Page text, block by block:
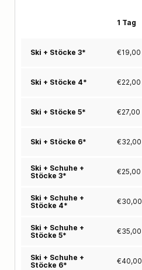
1 Tag
Ski + Stöcke 3* €19,00
Ski + Stöcke 4* €22,00
Ski + Stöcke 5* €27,00
Ski + Stöcke 6* €32,00
Ski + Schuhe +
Stöcke 3*
€25,00
Ski + Schuhe +
Stöcke 4*
€30,00
Ski + Schuhe +
Stöcke 5*
€35,00
Ski + Schuhe +
Stöcke 6*
€40,00